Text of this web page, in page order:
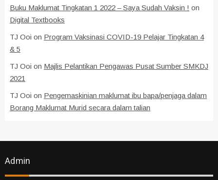
Buku Maklumat Tingkatan 1 2022 – Saya Sudah Vaksin ! on
Digital Textbooks
TJ Ooi on Program Vaksinasi COVID-19 Pelajar Tingkatan 4
& 5
TJ Ooi on Majlis Pelantikan Pengawas Pusat Sumber SMKDJ
2021
TJ Ooi on Pengemaskinian maklumat ibu bapa/penjaga dalam
Borang Maklumat Murid secara dalam talian
Admin